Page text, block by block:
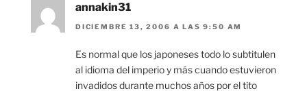
annakin31
DICIEMBRE 13, 2006 A LAS 9:50 AM
Es normal que los japoneses todo lo subtitulen
al idioma del imperio y más cuando estuvieron
invadidos durante muchos años por el tito